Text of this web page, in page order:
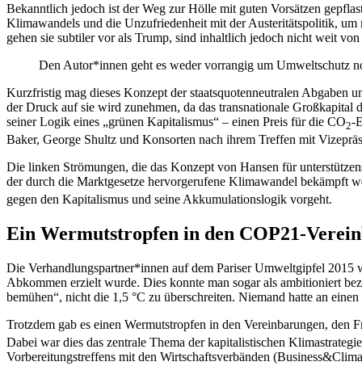
Bekanntlich jedoch ist der Weg zur Hölle mit guten Vorsätzen
Klimawandels und die Unzufriedenheit mit der Austeritätspolitik, um
gehen sie subtiler vor als Trump, sind inhaltlich jedoch nicht weit
Den Autor*innen geht es weder vorrangig um Umweltschutz
Kurzfristig mag dieses Konzept der staatsquotenneutralen Abgaben
der Druck auf sie wird zunehmen, da das transnationale
seiner Logik eines „grünen Kapitalismus“ – einen Preis für die CO2-
Baker, George Shultz und Konsorten nach ihrem Treffen mit
Die linken Strömungen, die das Konzept von Hansen für
der durch die Marktgesetze hervorgerufene Klimawandel bekämpft
gegen den Kapitalismus und seine Akkumulationslogik vorgeht.
Ein Wermutstropfen in den COP21-
Die Verhandlungspartner*innen auf dem Pariser Umweltgipfel 2015
Abkommen erzielt wurde. Dies konnte man sogar als ambitioniert
bemühen“, nicht die 1,5 °C zu überschreiten. Niemand hatte an
Trotzdem gab es einen Wermutstropfen in den Vereinbarungen,
Dabei war dies das zentrale Thema der kapitalistischen
Vorbereitungstreffens mit den Wirtschaftsverbänden